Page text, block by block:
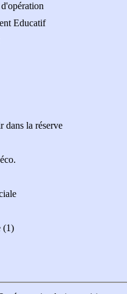
Educatif
dans la réserve
(1)